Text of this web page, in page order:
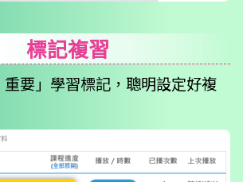
標記複習
重要」學習標記，聰明設定好複